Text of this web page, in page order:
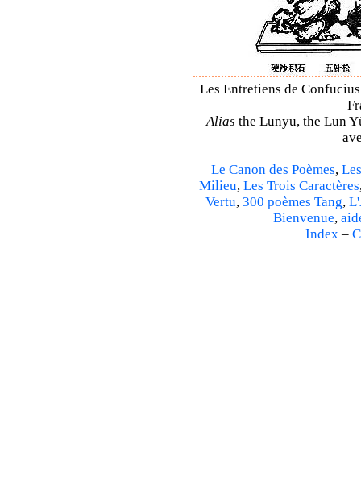
Les Entretiens de
Alias the Lunyu, the Lun
Le Canon des Poèmes,
Milieu, Les Trois Caractères
Vertu, 300 poèmes Tang,
Bienvenue,
Index –